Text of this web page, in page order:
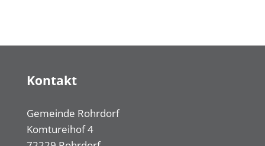
Kontakt
Gemeinde Rohrdorf
Komtureihof 4